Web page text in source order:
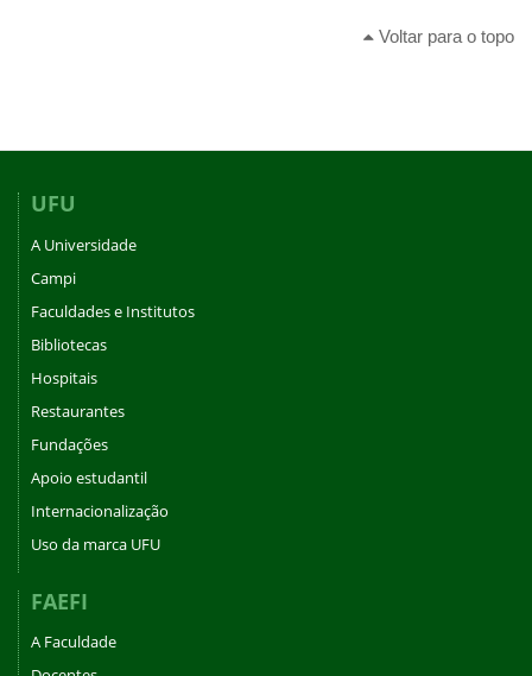
Voltar para o topo
UFU
A Universidade
Campi
Faculdades e Institutos
Bibliotecas
Hospitais
Restaurantes
Fundações
Apoio estudantil
Internacionalização
Uso da marca UFU
FAEFI
A Faculdade